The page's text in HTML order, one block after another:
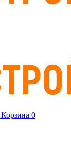
Корзина 0